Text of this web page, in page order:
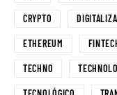
CRYPTO
ETHEREUM
TECHNO